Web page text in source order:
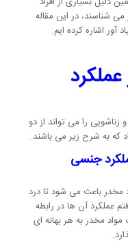
شناسند، در این مقاله
آور اشاره کرده ایم.
را می تواند از دو
که به شرح زیر می باشند.
جنسی
مخدر باعث می شود تا درد
عملکرد آن ها در رابطه
مخدر به هر بهانه ای